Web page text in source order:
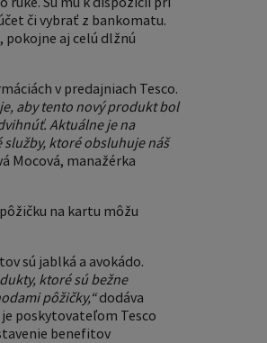
či vybrať z bankomatu.
pokojne aj celú dlžnú
v predajniach Tesco.
aby tento nový produkt bol
Aktuálne je na
služby, ktoré obsluhuje náš
Mocová, manažérka
na kartu môžu
sú jablká a avokádo.
ktoré sú bežne
pôžičky,“dodáva
poskytovateľom Tesco
benefitov